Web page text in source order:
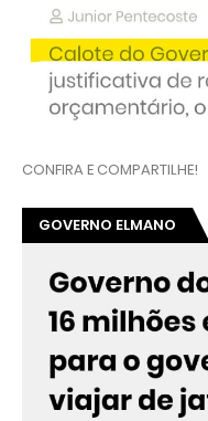
CONFIRA E COMPARTILHE!
GOVERNO ELMANO